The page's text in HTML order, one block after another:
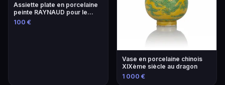
Assiette plate en porcelaine
peinte RAYNAUD pour le
festival de Cannes 1999
100 €
Vase en porcelaine chinois
XIXème siècle au dragon
1 000 €